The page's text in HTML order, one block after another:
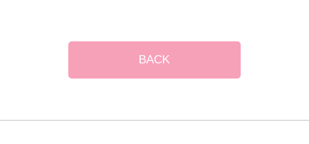
BACK